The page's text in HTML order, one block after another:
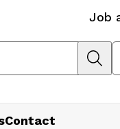
Job
Contact